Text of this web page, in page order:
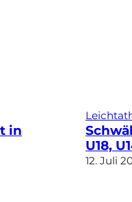
in
U18,
12. Juli